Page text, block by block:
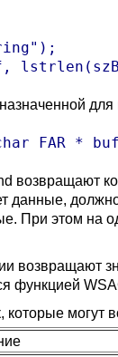
char FAR
возвращают
данные,
При этом на
возвращают
функцией
могут